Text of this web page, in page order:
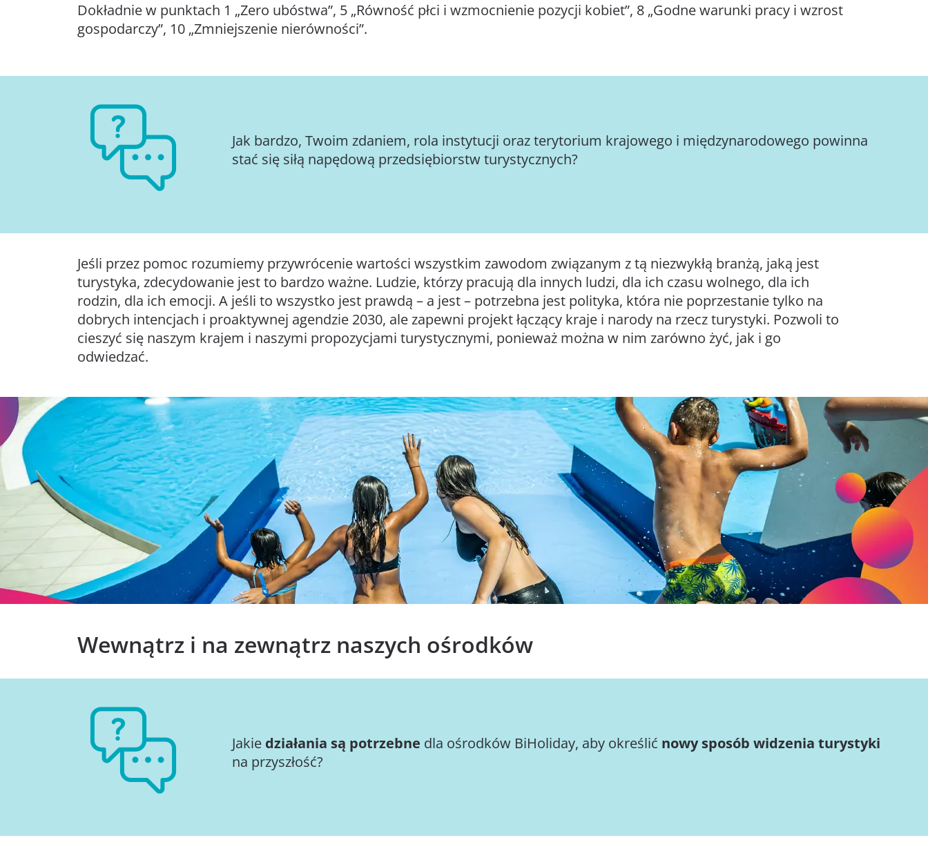
Dokładnie w punktach 1 „Zero ubóstwa”, 5 „Równość płci i wzmocnienie pozycji kobiet”, 8 „Godne warunki pracy i wzrost
gospodarczy”, 10 „Zmniejszenie nierówności”.
Jak bardzo, Twoim zdaniem, rola instytucji oraz terytorium krajowego i międzynarodowego powinna
stać się siłą napędową przedsiębiorstw turystycznych?
Jeśli przez pomoc rozumiemy przywrócenie wartości wszystkim zawodom związanym z tą niezwykłą branżą, jaką jest
turystyka, zdecydowanie jest to bardzo ważne. Ludzie, którzy pracują dla innych ludzi, dla ich czasu wolnego, dla ich
rodzin, dla ich emocji. A jeśli to wszystko jest prawdą – a jest – potrzebna jest polityka, która nie poprzestanie tylko na
dobrych intencjach i proaktywnej agendzie 2030, ale zapewni projekt łączący kraje i narody na rzecz turystyki. Pozwoli to
cieszyć się naszym krajem i naszymi propozycjami turystycznymi, ponieważ można w nim zarówno żyć, jak i go
odwiedzać.
Wewnątrz i na zewnątrz naszych ośrodków
Jakie działania są potrzebne dla ośrodków BiHoliday, aby określić nowy sposób widzenia turystyki
na przyszłość?